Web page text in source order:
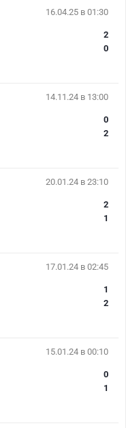
16.04.25 в 01:30
2
0
14.11.24 в 13:00
0
2
20.01.24 в 23:10
2
1
17.01.24 в 02:45
1
2
15.01.24 в 00:10
0
1